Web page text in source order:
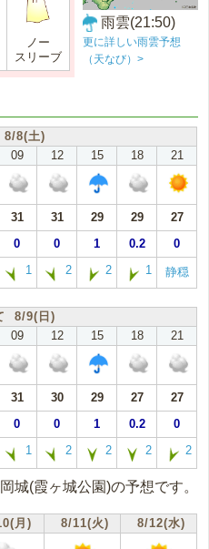
ノー
スリーブ
雨雲(21:50)
更に詳しい雨雲予想
（天なび）>
8(土)
09 12 15 18 21
31 31 29 29
27
0 0 1 0.2 0
1 2 2 1 静穏
8/9(日)
09 12 15 18 21
31 30 29 27
27
0 0 1 0.2 0
1 2 2 2 2
城(霞ヶ城公園)の予想です。
月) 8/11(火) 8/12(水)